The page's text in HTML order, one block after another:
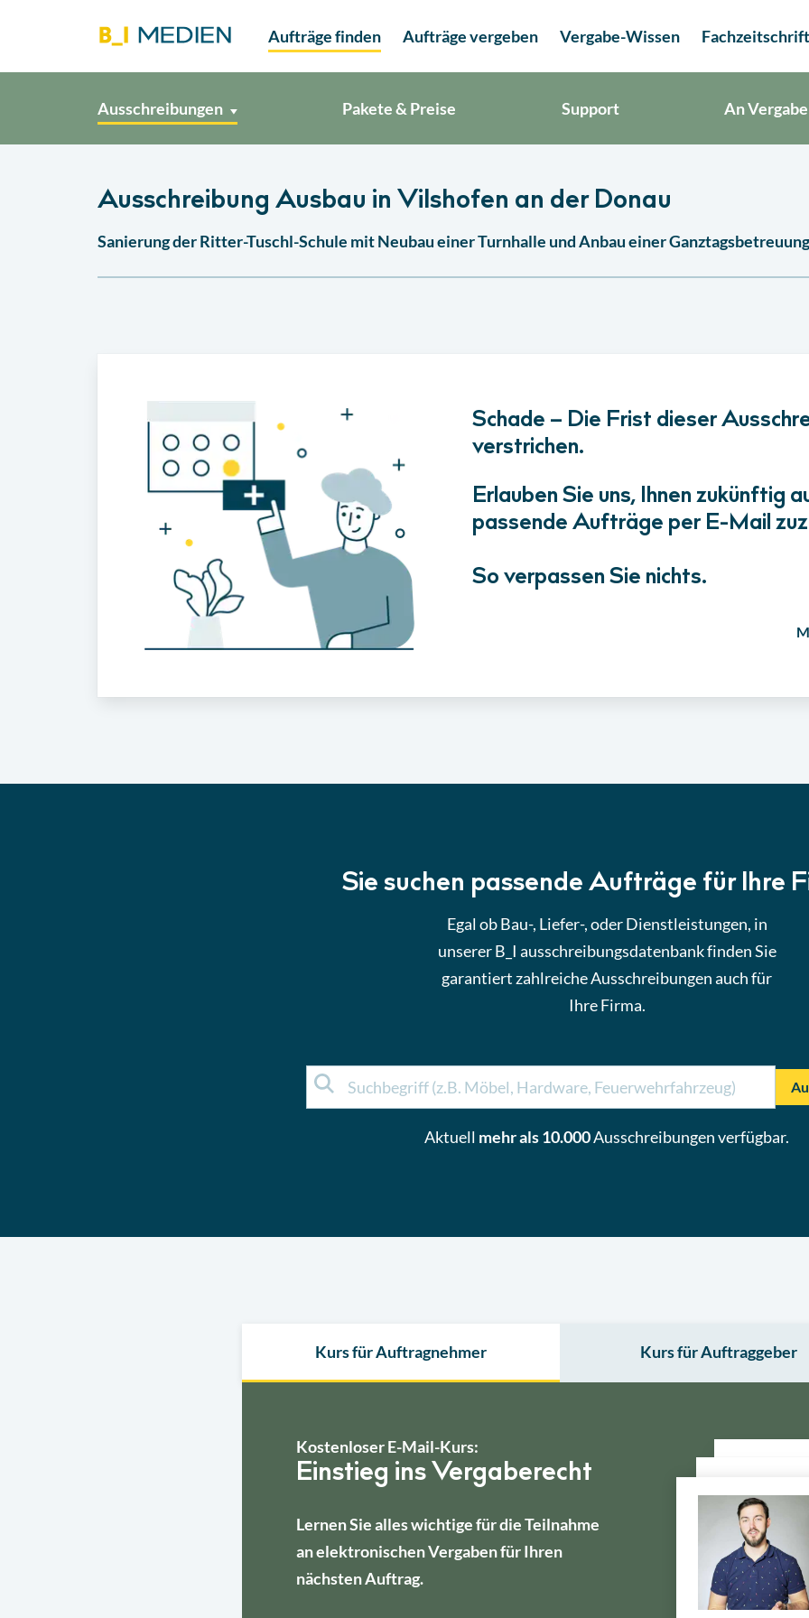
Aufträge finden Aufträge vergeben Vergabe-Wissen
Ausschreibungen Pakete & Preise Support An
Ausschreibung Ausbau in Vilshofen an der Donau
Sanierung der Ritter-Tuschl-Schule mit Neubau einer Turnhalle und Anbau einer Ganztagsbetreuung
Schade – Die Frist dieser
verstrichen.
Erlauben Sie uns, Ihnen zukünftig
passende Aufträge per E-Mail
So verpassen Sie nichts.
Sie suchen passende Aufträge für Ihre
Egal ob Bau-, Liefer-, oder Dienstleistungen, in
unserer B_I ausschreibungsdatenbank finden Sie
garantiert zahlreiche Ausschreibungen auch für
Ihre Firma.
Aktuell mehr als 10.000Ausschreibungen verfügbar.
Kurs für Auftragnehmer Kurs für Auftraggeber
Kostenloser E-Mail-Kurs:
Einstieg ins Vergaberecht
Lernen Sie alles wichtige für die Teilnahme
an elektronischen Vergaben für Ihren
nächsten Auftrag.